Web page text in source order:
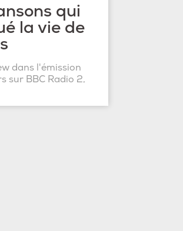
qui
la vie de
dans l'émission
sur BBC Radio 2,